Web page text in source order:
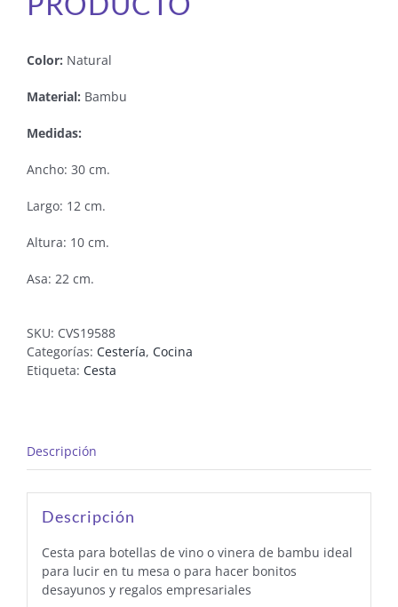
Color: Natural
Material: Bambu
Medidas:
Ancho: 30 cm.
Largo: 12 cm.
Altura: 10 cm.
Asa: 22 cm.
SKU: CVS19588
Categorías: Cestería, Cocina
Etiqueta: Cesta
Descripción
Descripción
Cesta para botellas de vino o vinera de bambu ideal
para lucir en tu mesa o para hacer bonitos
desayunos y regalos empresariales